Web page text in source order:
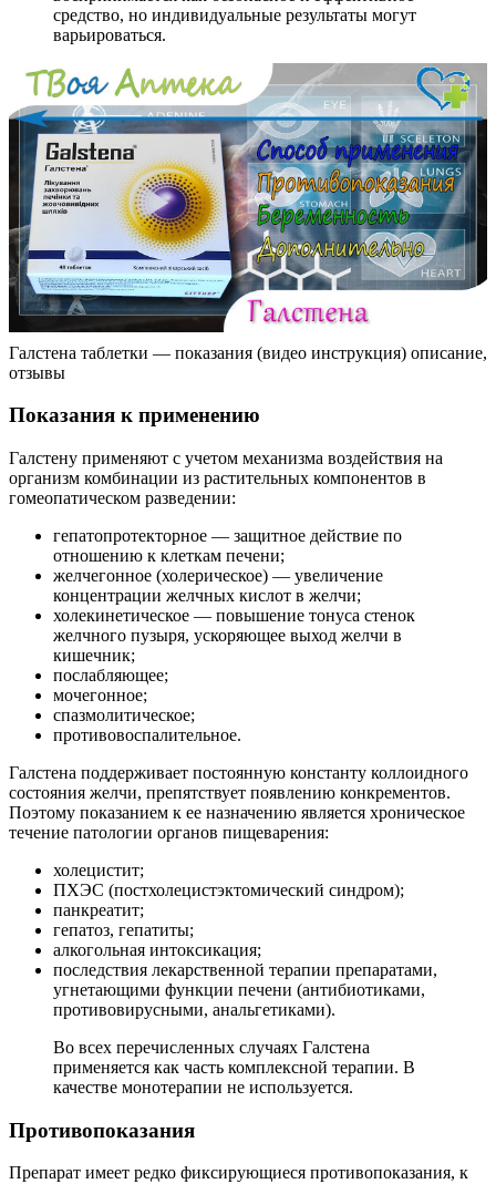
средство, но индивидуальные результаты могут
варьироваться.
Галстена таблетки — показания (видео инструкция) описание,
отзывы
Показания к применению
Галстену применяют с учетом механизма воздействия на
организм комбинации из растительных компонентов в
гомеопатическом разведении:
гепатопротекторное — защитное действие по
отношению к клеткам печени;
желчегонное (холерическое) — увеличение
концентрации желчных кислот в желчи;
холекинетическое — повышение тонуса стенок
желчного пузыря, ускоряющее выход желчи в
кишечник;
послабляющее;
мочегонное;
спазмолитическое;
противовоспалительное.
Галстена поддерживает постоянную константу коллоидного
состояния желчи, препятствует появлению конкрементов.
Поэтому показанием к ее назначению является хроническое
течение патологии органов пищеварения:
холецистит;
ПХЭС (постхолецистэктомический синдром);
панкреатит;
гепатоз, гепатиты;
алкогольная интоксикация;
последствия лекарственной терапии препаратами,
угнетающими функции печени (антибиотиками,
противовирусными, анальгетиками).
Во всех перечисленных случаях Галстена
применяется как часть комплексной терапии. В
качестве монотерапии не используется.
Противопоказания
Препарат имеет редко фиксирующиеся противопоказания, к